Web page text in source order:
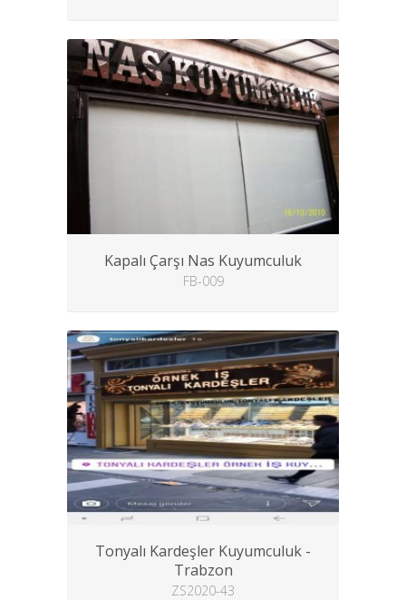
Kapalı Çarşı Nas Kuyumculuk
FB-009
Tonyalı Kardeşler Kuyumculuk -
Trabzon
ZS2020-43